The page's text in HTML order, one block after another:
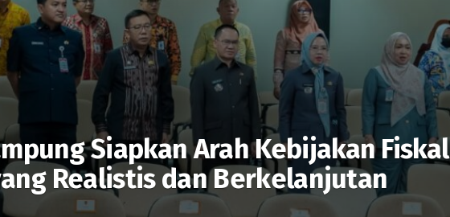
Siapkan Arah Kebijakan Fiskal
Realistis dan Berkelanjutan